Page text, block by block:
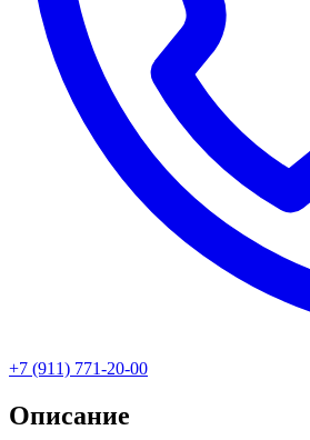
+7 (911) 771-20-00
Описание